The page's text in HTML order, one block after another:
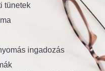
tünetek
ingadozás